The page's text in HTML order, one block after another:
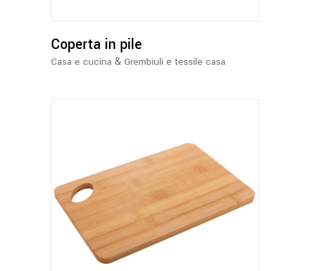
opzioni
essere
prodotto
Coperta in pile
Casa e cucina & Grembiuli e tessile casa